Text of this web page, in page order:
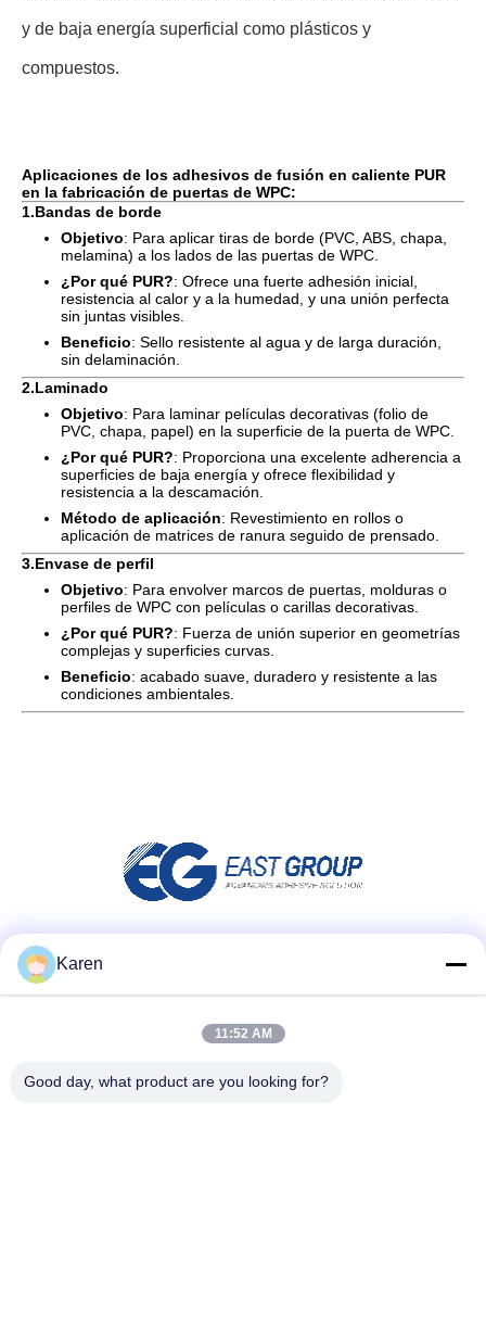
y de baja energía superficial como plásticos y
compuestos.
Aplicaciones de los adhesivos de fusión en caliente PUR
en la fabricación de puertas de WPC:
1.Bandas de borde
Objetivo: Para aplicar tiras de borde (PVC, ABS, chapa,
melamina) a los lados de las puertas de WPC.
¿Por qué PUR?: Ofrece una fuerte adhesión inicial,
resistencia al calor y a la humedad, y una unión perfecta
sin juntas visibles.
Beneficio: Sello resistente al agua y de larga duración,
sin delaminación.
2.Laminado
Objetivo: Para laminar películas decorativas (folio de
PVC, chapa, papel) en la superficie de la puerta de WPC.
¿Por qué PUR?: Proporciona una excelente adherencia a
superficies de baja energía y ofrece flexibilidad y
resistencia a la descamación.
Método de aplicación: Revestimiento en rollos o
aplicación de matrices de ranura seguido de prensado.
3.Envase de perfil
Objetivo: Para envolver marcos de puertas, molduras o
perfiles de WPC con películas o carillas decorativas.
¿Por qué PUR?: Fuerza de unión superior en geometrías
complejas y superficies curvas.
Beneficio: acabado suave, duradero y resistente a las
condiciones ambientales.
Karen
11:52 AM
Good day, what product are you looking for?